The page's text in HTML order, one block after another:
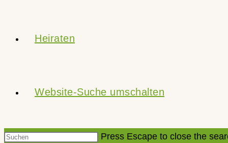
Heiraten
Website-Suche umschalten
Press Escape to close the